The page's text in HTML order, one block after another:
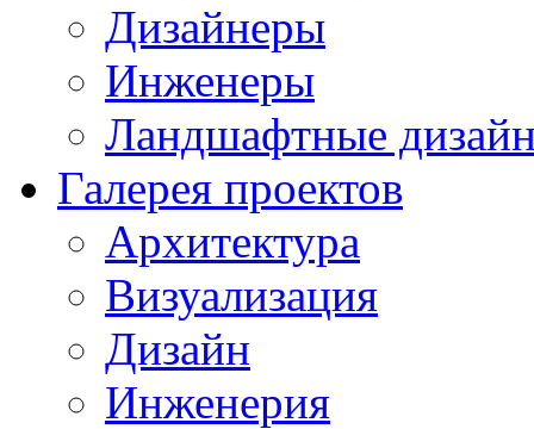
Дизайнеры
Инженеры
Ландшафтные
Галерея проектов
Архитектура
Визуализация
Дизайн
Инженерия